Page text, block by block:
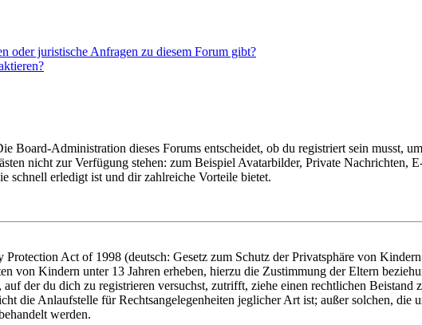
oder juristische Anfragen zu diesem Forum gibt?
Board-Administration dieses Forums entscheidet, ob du registriert sein musst,
nicht zur Verfügung stehen: zum Beispiel Avatarbilder, Private Nachrichten,
schnell erledigt ist und dir zahlreiche Vorteile bietet.
Protection Act of 1998 (deutsch: Gesetz zum Schutz der Privatsphäre von
von Kindern unter 13 Jahren erheben, hierzu die Zustimmung der Eltern
der du dich zu registrieren versuchst, zutrifft, ziehe einen rechtlichen
die Anlaufstelle für Rechtsangelegenheiten jeglicher Art ist; außer solchen,
werden.